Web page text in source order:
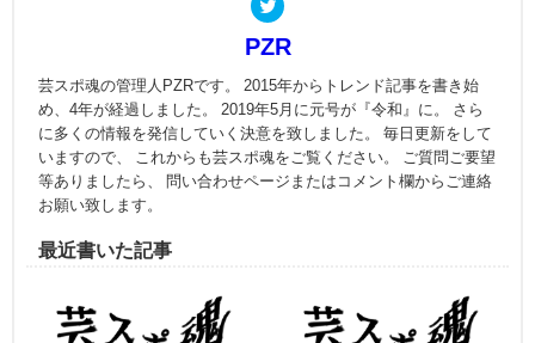
PZR
芸スポ魂の管理人PZRです。 2015年からトレンド記事を書き始
め、4年が経過しました。 2019年5月に元号が『令和』に。 さら
に多くの情報を発信していく決意を致しました。 毎日更新をして
いますので、 これからも芸スポ魂をご覧ください。 ご質問ご要望
等ありましたら、 問い合わせページまたはコメント欄からご連絡
お願い致します。
最近書いた記事